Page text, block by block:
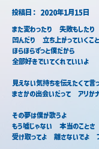
​投稿日： 2020年1月15日
また変わったり　失敗もしたり
凹んだり　立ち上がっていくこ
ほらほらずっと僕だから
全部好きでいてくれていいよ
見えない気持ちを伝えたくて言
まさかの出会いだって　アリか
その夢は僕が歌うよ
もう嘘じゃない　本当のことさ
受け取ってよ　離さないでよ　